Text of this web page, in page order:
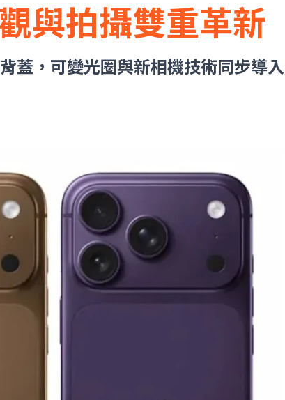
與拍攝雙重革新
蓋，可變光圈與新相機技術同步導入